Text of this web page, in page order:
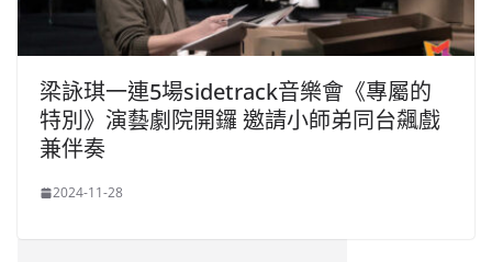
梁詠琪一連5場sidetrack音樂會《專屬的
特別》演藝劇院開鑼 邀請小師弟同台飆戲
兼伴奏
2024-11-28